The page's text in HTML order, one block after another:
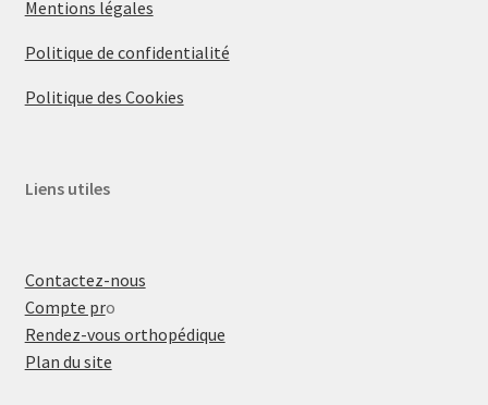
Mentions légales
Politique de confidentialité
Politique des Cookies
Liens utiles
Contactez-nous
Compte pro
Rendez-vous orthopédique
Plan du site